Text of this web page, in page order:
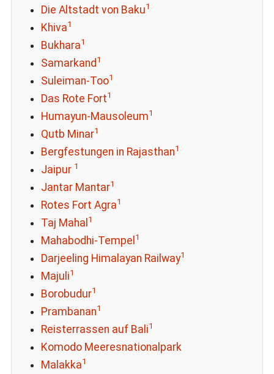
Die Altstadt von Baku1
Khiva1
Bukhara1
Samarkand 1
Suleiman-Too1
Das Rote Fort1
Humayun-Mausoleum1
Qutb Minar1
Bergfestungen in Rajasthan1
Jaipur 1
Jantar Mantar1
Rotes Fort Agra1
Taj Mahal 1
Mahabodhi-Tempel 1
Darjeeling Himalayan Railway1
Majuli1
Borobudur1
Prambanan1
Reisterrassen auf Bali1
Komodo Meeresnationalpark
Malakka1